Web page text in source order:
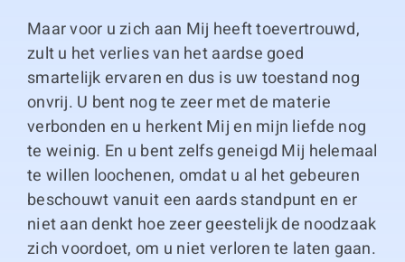
Maar voor u zich aan Mij heeft toevertrouwd,
zult u het verlies van het aardse goed
smartelijk ervaren en dus is uw toestand nog
onvrij. U bent nog te zeer met de materie
verbonden en u herkent Mij en mijn liefde nog
te weinig. En u bent zelfs geneigd Mij helemaal
te willen loochenen, omdat u al het gebeuren
beschouwt vanuit een aards standpunt en er
niet aan denkt hoe zeer geestelijk de noodzaak
zich voordoet, om u niet verloren te laten gaan.